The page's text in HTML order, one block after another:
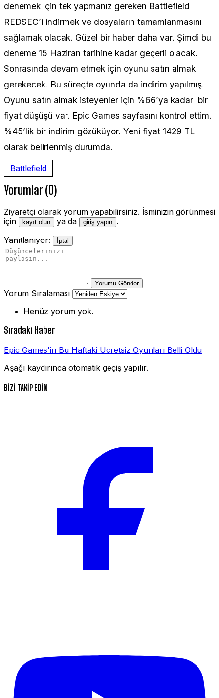
denemek için tek yapmanız gereken Battlefield
REDSEC’i indirmek ve dosyaların tamamlanmasını
sağlamak olacak. Güzel bir haber daha var. Şimdi bu
deneme 15 Haziran tarihine kadar geçerli olacak.
Sonrasında devam etmek için oyunu satın almak
gerekecek. Bu süreçte oyunda da indirim yapılmış.
Oyunu satın almak isteyenler için %66’ya kadar bir
fiyat düşüşü var. Epic Games sayfasını kontrol ettim.
%45’lik bir indirim gözüküyor. Yeni fiyat 1429 TL
olarak belirlenmiş durumda.
Battlefield
Yorumlar (0)
Ziyaretçi olarak yorum yapabilirsiniz. İsminizin görünmesi
için
kayıt olun ya da giriş yapın .
Yanıtlanıyor:
İptal
Yorumu Gönder
Yorum Sıralaması
Henüz yorum yok.
Sıradaki Haber
Epic Games'in Bu Haftaki Ücretsiz Oyunları Belli Oldu
Aşağı kaydırınca otomatik geçiş yapılır.
BİZİ TAKİP EDİN